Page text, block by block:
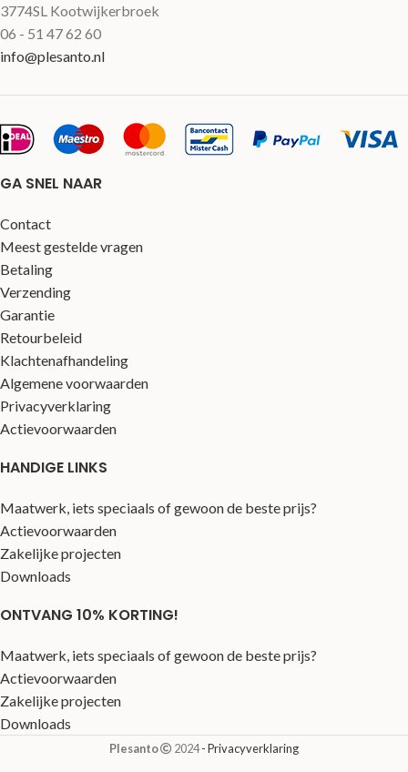
3774SL Kootwijkerbroek
06 - 51 47 62 60
info@plesanto.nl
GA SNEL NAAR
Contact
Meest gestelde vragen
Betaling
Verzending
Garantie
Retourbeleid
Klachtenafhandeling
Algemene voorwaarden
Privacyverklaring
Actievoorwaarden
HANDIGE LINKS
Maatwerk, iets speciaals of gewoon de beste prijs?
Actievoorwaarden
Zakelijke projecten
Downloads
ONTVANG 10% KORTING!
Maatwerk, iets speciaals of gewoon de beste prijs?
Actievoorwaarden
Zakelijke projecten
Downloads
Plesanto 2024- Privacyverklaring